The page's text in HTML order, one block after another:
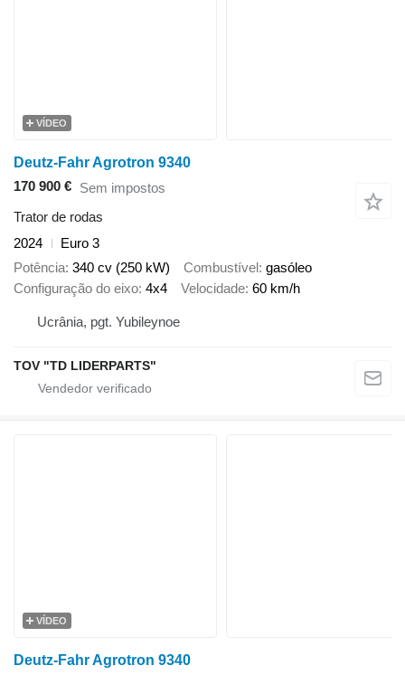
VÍDEO
Deutz-Fahr Agrotron 9340
170 900 € Sem impostos
Trator de rodas
2024
Euro 3
Potência 340 cv (250 kW) Combustível gasóleo
Configuração do eixo 4x4 Velocidade 60 km/h
Ucrânia, pgt. Yubileynoe
TOV "TD LIDERPARTS"
VÍDEO
Deutz-Fahr Agrotron 9340